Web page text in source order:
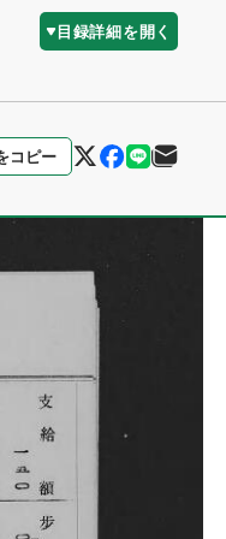
目録詳細を開く
コピー